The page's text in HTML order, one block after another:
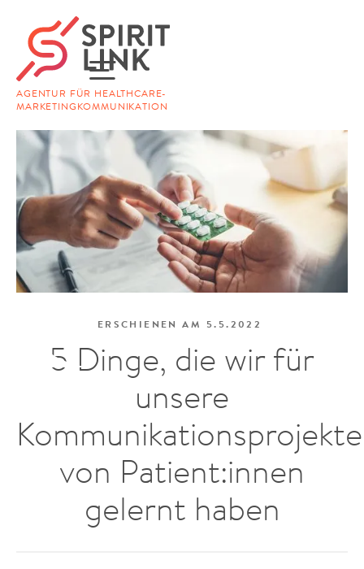
AGENTUR FÜR HEALTHCARE-
MARKETINGKOMMUNIKATION
ERSCHIENEN AM 5.5.2022
5 Dinge, die wir für
unsere
Kommunikationsprojekte
von Patient:innen
gelernt haben